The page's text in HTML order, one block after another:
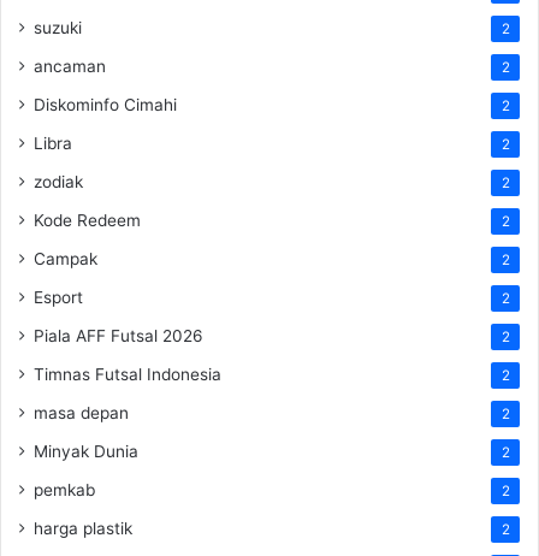
suzuki 2
ancaman 2
Diskominfo Cimahi 2
Libra 2
zodiak 2
Kode Redeem 2
Campak 2
Esport 2
Piala AFF Futsal 2026 2
Timnas Futsal Indonesia 2
masa depan 2
Minyak Dunia 2
pemkab 2
harga plastik 2